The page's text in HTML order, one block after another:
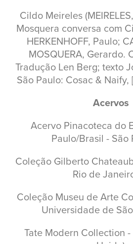
Cildo Meireles
Mosquera conversa com
HERKENHOFF, Paulo;
MOSQUERA, Gerardo.
Tradução Len Berg; texto
São Paulo: Cosac &
Acervos
Acervo Pinacoteca do
Paulo/Brasil - São
Coleção Gilberto
Rio de
Coleção Museu de Arte
Universidade de
Tate Modern Collection -